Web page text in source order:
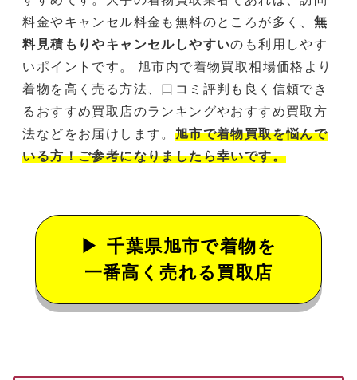
料金やキャンセル料金も無料のところが多く、 無
料見積もりやキャンセルしやすいのも利用しやす
いポイントです。 旭市内で着物買取相場価格より
着物を高く売る方法、口コミ評判も良く信頼でき
るおすすめ買取店のランキングやおすすめ買取方
法などをお届けします。 旭市で着物買取を悩んで
いる方！ご参考になりましたら幸いです。
千葉県旭市で着物を
一番高く売れる買取店